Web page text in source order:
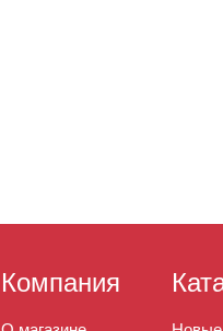
Компания